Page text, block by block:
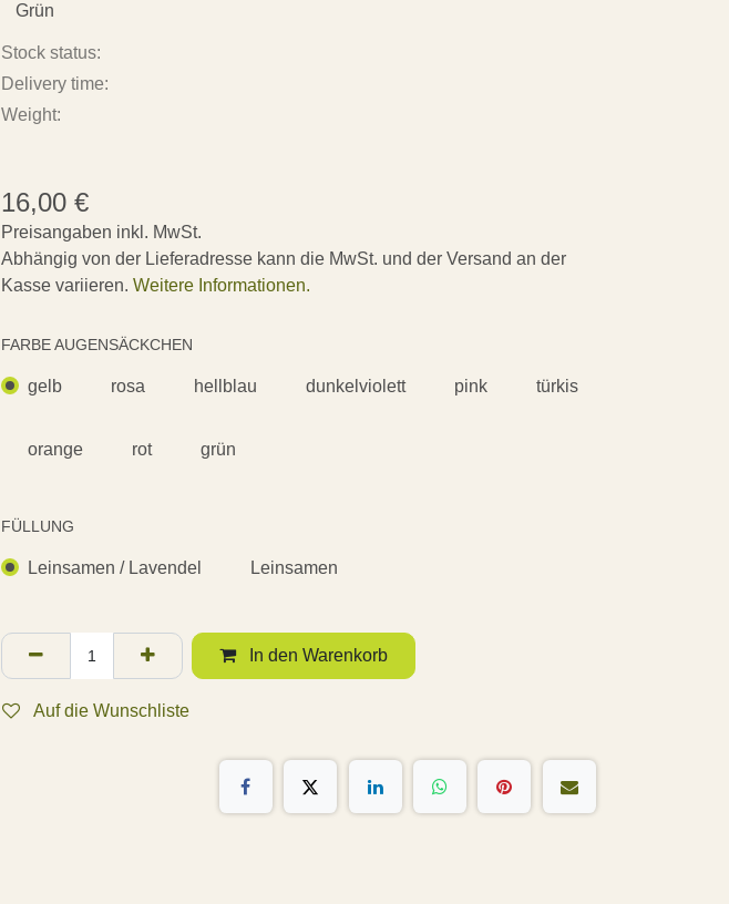
Grün
Stock status:
Delivery time:
Weight:
16,00 €
Preisangaben inkl. MwSt.
Abhängig von der Lieferadresse kann die MwSt. und der Versand an der
Kasse variieren. Weitere Informationen.
FARBE AUGENSÄCKCHEN
gelb rosa hellblau dunkelviolett pink türkis
orange rot grün
FÜLLUNG
Leinsamen / Lavendel Leinsamen
In den Warenkorb
Auf die Wunschliste